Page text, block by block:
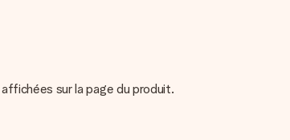
sur la page du produit.